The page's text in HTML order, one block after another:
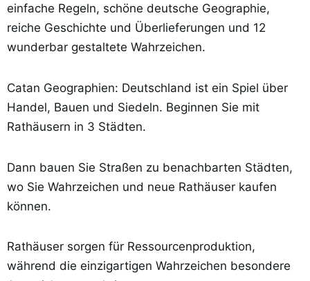
einfache Regeln, schöne deutsche Geographie,
reiche Geschichte und Überlieferungen und 12
wunderbar gestaltete Wahrzeichen.
Catan Geographien: Deutschland ist ein Spiel über
Handel, Bauen und Siedeln. Beginnen Sie mit
Rathäusern in 3 Städten.
Dann bauen Sie Straßen zu benachbarten Städten,
wo Sie Wahrzeichen und neue Rathäuser kaufen
können.
Rathäuser sorgen für Ressourcenproduktion,
während die einzigartigen Wahrzeichen besondere